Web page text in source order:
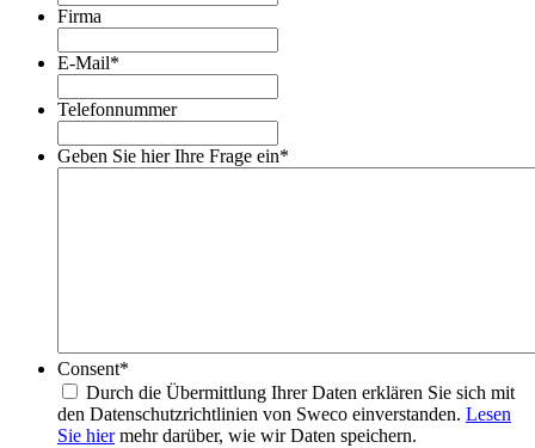
Firma
E-Mail*
Telefonnummer
Geben Sie hier Ihre Frage ein*
Consent*
Durch die Übermittlung Ihrer Daten erklären Sie sich mit
den Datenschutzrichtlinien von Sweco einverstanden. Lesen
Sie hiermehr darüber, wie wir Daten speichern.